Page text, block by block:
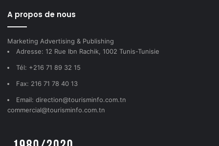
A propos de nous
Marketing Advertising & Publishing
Adresse: 12 Rue Ibn Rachik, 1002 Tunis-Tunisie
Tél: +216 71 89 32 15
Fax: 216 71 78 40 13
Email: direction@tourisminfo.com.tn
commercial@tourisminfo.com.tn